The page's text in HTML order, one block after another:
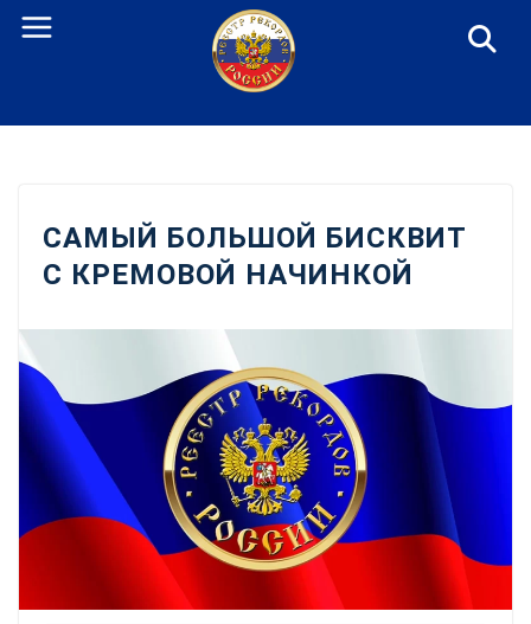
Перейти
САМЫЙ БОЛЬШОЙ БИСКВИТ
С КРЕМОВОЙ НАЧИНКОЙ